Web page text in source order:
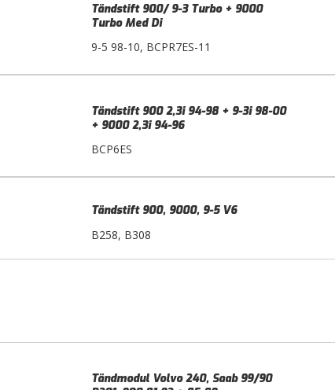
Tändstift 900/ 9-3 Turbo + 9000
Turbo Med Di
9-5 98-10, BCPR7ES-11
Tändstift 900 2,3i 94-98 + 9-3i 98-00
+ 9000 2,3i 94-96
BCP6ES
Tändstift 900, 9000, 9-5 V6
B258, B308
Tändmodul Volvo 240, Saab 99/90